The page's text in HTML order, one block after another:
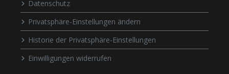
Datenschutz
Privatsphäre-Einstellungen ändern
Historie der Privatsphäre-Einstellungen
Einwilligungen widerrufen